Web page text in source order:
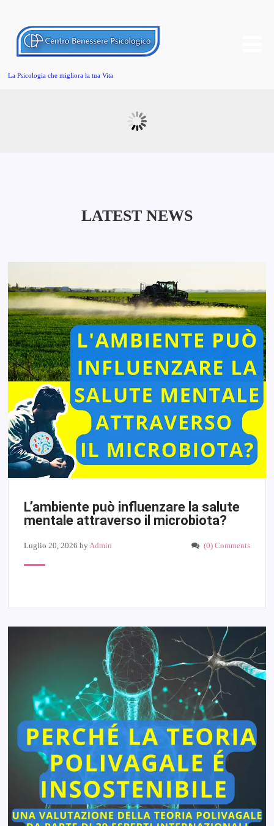
La Psicologia che migliora la tua Vita
LATEST NEWS
L’ambiente può influenzare la salute
mentale attraverso il microbiota?
Luglio 20, 2026 byAdmin (0) Comments